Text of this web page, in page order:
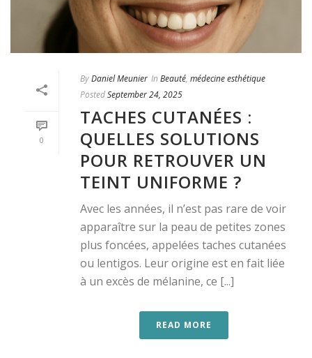
0
ByDaniel Meunier In Beauté, médecine esthétique
PostedSeptember 24, 2025
TACHES CUTANÉES :
QUELLES SOLUTIONS
POUR RETROUVER UN
TEINT UNIFORME ?
Avec les années, il n’est pas rare de voir
apparaître sur la peau de petites zones
plus foncées, appelées taches cutanées
ou lentigos. Leur origine est en fait liée
à un excès de mélanine, ce [...]
READ MORE